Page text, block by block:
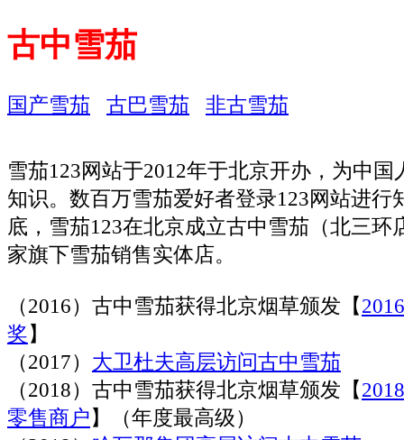
古中雪茄
国产雪茄 古巴雪茄 非古雪茄
雪茄123网站于2012年于北京开办，为中国
知识。数百万雪茄爱好者登录123网站进行
底，雪茄123在北京成立古中雪茄（北三环
家旗下雪茄销售实体店。
（2016）古中雪茄获得北京烟草颁发【
奖 】
（2017） 大卫杜夫高层访问古中雪茄
（2018）古中雪茄获得北京烟草颁发【
零售商户 】（年度最高级）